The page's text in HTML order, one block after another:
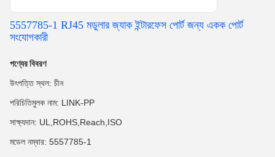
5557785-1 RJ45 মডুলার জ্যাক ইন্টারফেস পোর্ট জন্য একক পোর্ট
সংযোগকারী
পণ্যের বিবরণ
উৎপত্তি স্থল: চীন
পরিচিতিমুলক নাম: LINK-PP
সাক্ষ্যদান: UL,ROHS,Reach,ISO
মডেল নম্বার: 5557785-1